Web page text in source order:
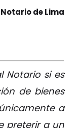
Notario de Lima
Notario si es
de bienes
a
preterir a un